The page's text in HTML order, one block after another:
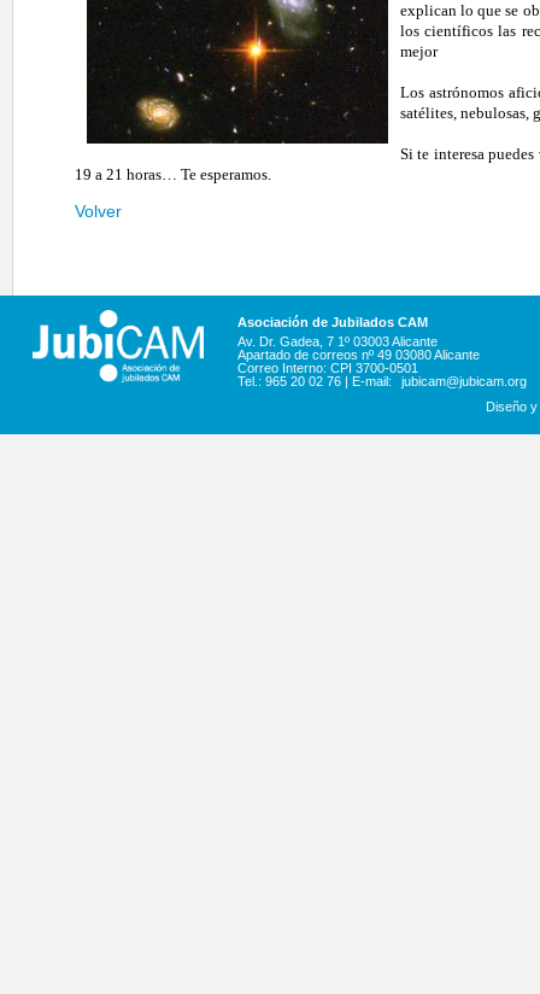
explican lo que se
los científicos las
mejor
Los astrónomos
satélites, nebulosas,
Si te interesa
19 a 21 horas… Te esperamos.
Volver
Asociación de Jubilados CAM
Av. Dr. Gadea, 7 1º 03003 Alicante
Apartado de correos nº 49 03080 Alicante
Correo Interno: CPI 3700-0501
Tel.: 965 20 02 76 | E-mail:
jubicam@jubicam.org
Diseño